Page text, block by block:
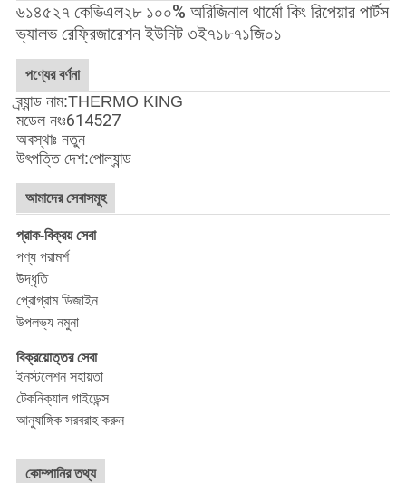
৬১৪৫২৭ কেভিএল২৮ ১০০% অরিজিনাল থার্মো কিং রিপেয়ার পার্টস
ভ্যালভ রেফ্রিজারেশন ইউনিট ৩ই৭১৮৭১জি০১
পণ্যের বর্ণনা
ব্র্যান্ড নাম:THERMO KING
মডেল নংঃ614527
অবস্থাঃ নতুন
উৎপত্তি দেশ:পোল্যান্ড
আমাদের সেবাসমূহ
প্রাক-বিক্রয় সেবা
পণ্য পরামর্শ
উদ্ধৃতি
প্রোগ্রাম ডিজাইন
উপলভ্য নমুনা
বিক্রয়োত্তর সেবা
ইনস্টলেশন সহায়তা
টেকনিক্যাল গাইডেন্স
আনুষাঙ্গিক সরবরাহ করুন
কোম্পানির তথ্য